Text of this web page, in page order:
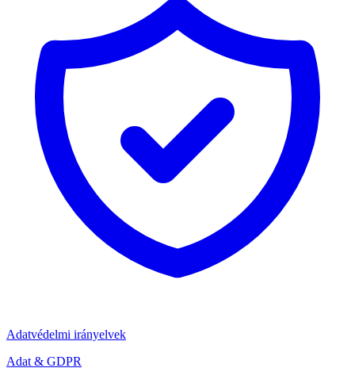
Adatvédelmi irányelvek
Adat & GDPR